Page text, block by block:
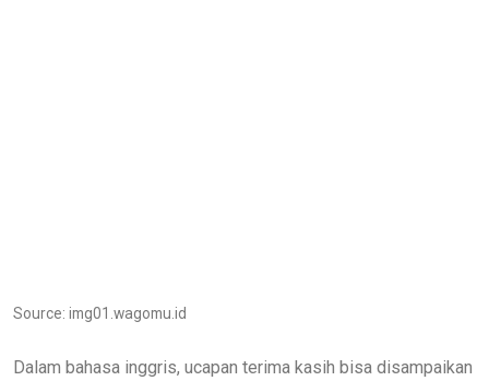
Source: img01.wagomu.id
Dalam bahasa inggris, ucapan terima kasih bisa disampaikan